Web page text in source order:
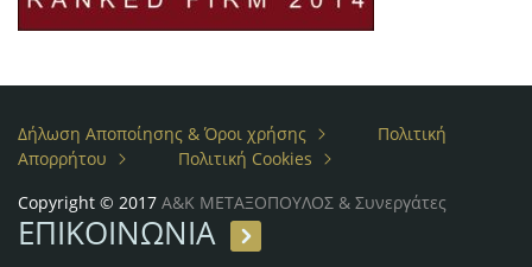
Δήλωση Αποποίησης & Όροι χρήσης
Πολιτική
Απορρήτου
Πολιτική Cookies
Copyright © 2017 Α&Κ ΜΕΤΑΞΟΠΟΥΛΟΣ & Συνεργάτες
ΕΠΙΚΟΙΝΩΝΙΑ